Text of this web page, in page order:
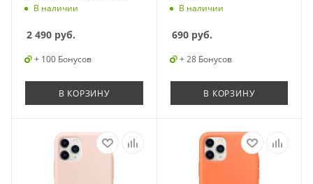
В наличии
2 490 руб.
+ 100 Бонусов
В КОРЗИНУ
В наличии
690руб.
+ 28 Бонусов
В КОРЗИНУ